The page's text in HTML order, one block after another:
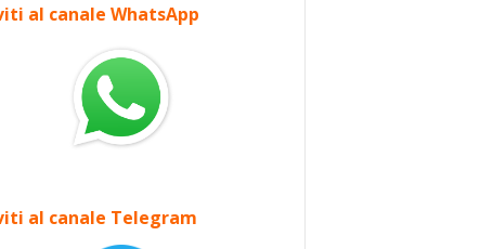
al canale WhatsApp
al canale Telegram